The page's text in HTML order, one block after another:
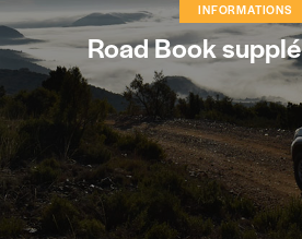
INFORMATIONS
Road Book